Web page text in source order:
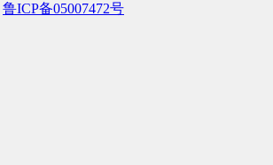
鲁ICP备05007472号